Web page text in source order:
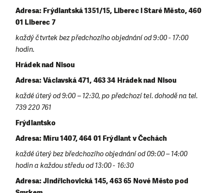
Adresa: Frýdlantská 1351/15, Liberec I Staré Město,460
01 Liberec 7
každý čtvrtek bez předchozího objednání od 9:00 - 17:00
hodin.
Hrádek nad Nisou
Adresa: Václavská 471, 463 34 Hrádek nad Nisou
každé úterý od 9:00 – 12:30, po předchozí tel. dohodě na tel.
739 220 761
Frýdlantsko
Adresa: Míru 1407, 464 01 Frýdlant v Čechách
každé úterý bez bředchozího objednání od 09:00 – 14:00
hodin a každou středu od 13:00 - 16:30
Adresa: Jindřichovická 145, 463 65 Nové Město pod